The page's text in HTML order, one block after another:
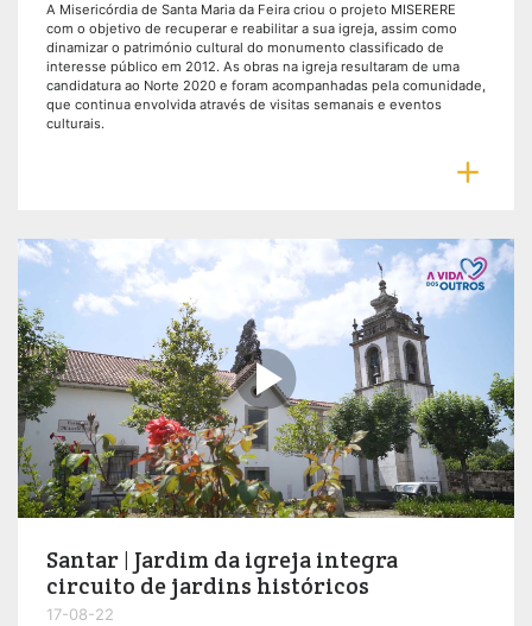
A Misericórdia de Santa Maria da Feira criou o projeto MISERERE
com o objetivo de recuperar e reabilitar a sua igreja, assim como
dinamizar o património cultural do monumento classificado de
interesse público em 2012. As obras na igreja resultaram de uma
candidatura ao Norte 2020 e foram acompanhadas pela comunidade,
que continua envolvida através de visitas semanais e eventos
culturais.


Santar | Jardim da igreja integra
circuito de jardins históricos
17-08-22